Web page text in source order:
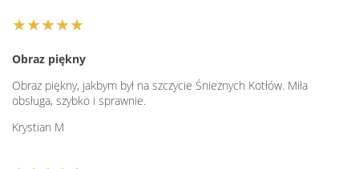
przyjemne zabiegi oraz niepowtarzalne wnętrza z
pewnością sprawią, że klienci chętnie powrócą do miejsca,
w którym spędzili wyjątkowe chwile.
★★★★★
Obraz piękny
Obraz piękny, jakbym był na szczycie Śnieżnych Kotłów. Miła
obsługa, szybko i sprawnie.
Krystian M